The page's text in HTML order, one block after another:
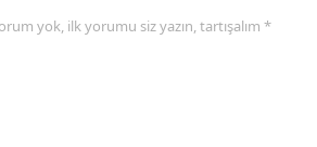
yok, ilk yorumu siz yazın, tartışalım *